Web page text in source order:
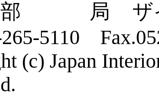
ザ
5110
(c) Japan